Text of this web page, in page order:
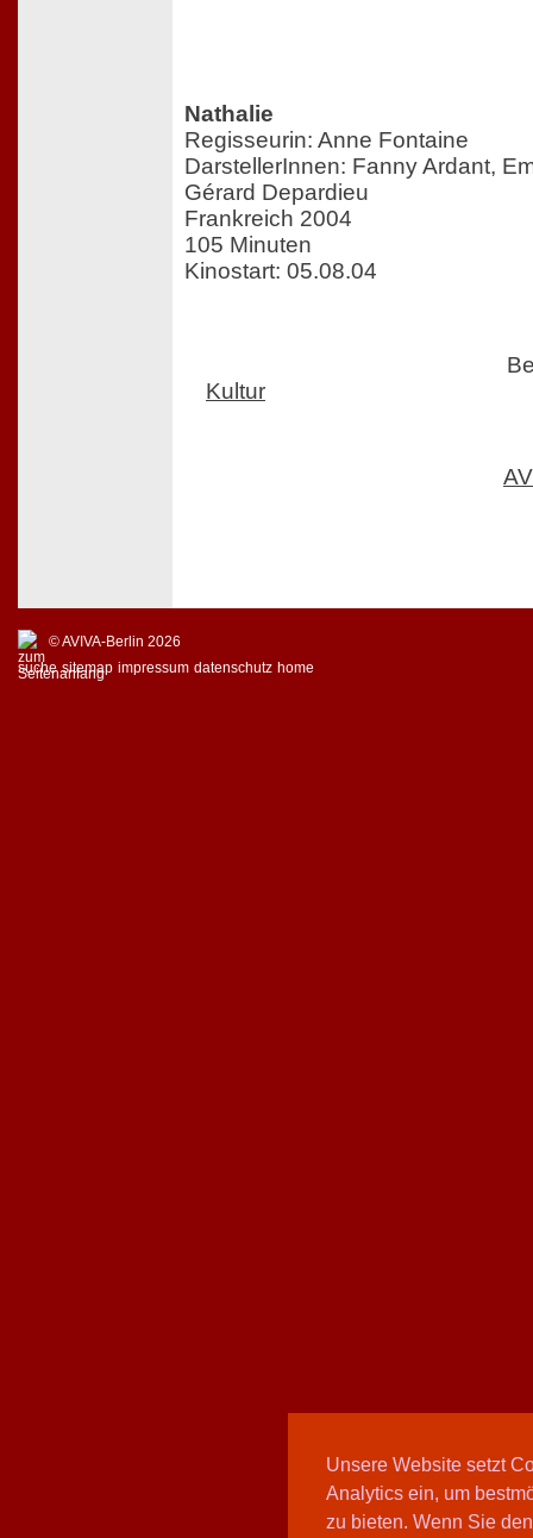
Unsere Website setzt
Analytics ein, um
zu bieten. Wenn Sie
Nathalie
Regisseurin: Anne Fontaine
DarstellerInnen: Fanny Ardant,
Gérard Depardieu
Frankreich 2004
105 Minuten
Kinostart: 05.08.04
Kultur
© AVIVA-Berlin 2026
suche sitemap impressum datenschutz home